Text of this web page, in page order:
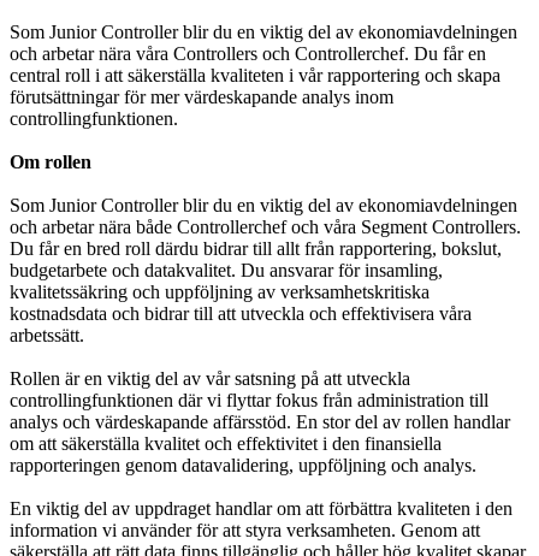
Som Junior Controller blir du en viktig del av ekonomiavdelningen
och arbetar nära våra Controllers och Controllerchef. Du får en
central roll i att säkerställa kvaliteten i vår rapportering och skapa
förutsättningar för mer värdeskapande analys inom
controllingfunktionen.
Om rollen
Som Junior Controller blir du en viktig del av ekonomiavdelningen
och arbetar nära både Controllerchef och våra Segment Controllers.
Du får en bred roll därdu bidrar till allt från rapportering, bokslut,
budgetarbete och datakvalitet. Du ansvarar för insamling,
kvalitetssäkring och uppföljning av verksamhetskritiska
kostnadsdata och bidrar till att utveckla och effektivisera våra
arbetssätt.
Rollen är en viktig del av vår satsning på att utveckla
controllingfunktionen där vi flyttar fokus från administration till
analys och värdeskapande affärsstöd. En stor del av rollen handlar
om att säkerställa kvalitet och effektivitet i den finansiella
rapporteringen genom datavalidering, uppföljning och analys.
En viktig del av uppdraget handlar om att förbättra kvaliteten i den
information vi använder för att styra verksamheten. Genom att
säkerställa att rätt data finns tillgänglig och håller hög kvalitet skapar